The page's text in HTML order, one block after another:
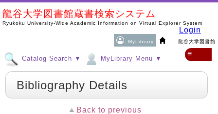
龍谷大学図書館蔵書検索システム
Ryukoku University-Wide Academic Information on Virtual Explorer System
MyLibrary 龍谷大学図書館
Login
Catalog Search ▼ MyLibrary Menu ▼
≡
Bibliography Details
Back to previous